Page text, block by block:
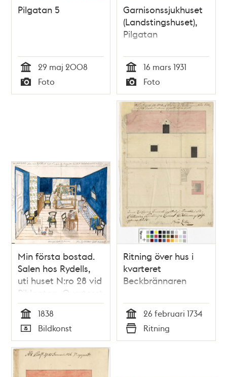
Pilgatan 5
Tid
29 maj 2008
Typ
Foto
Garnisonssjukhuset
(Landstingshuset),
Pilgatan
Tid
16 mars 1931
Typ
Foto
Min första bostad.
Salen hos Rydells,
uti huset N:ro 28 vid
Pihlgatan, Qvarteret
Bäckbrännaren
mindre (nedra
botten) (kopia,
utförd av Annastina
Alkman, f. Rydell)
Tid
1838
Typ
Bildkonst
Ritning över hus i
kvarteret
Beckbrännaren
Tid
26 februari 1734
Typ
Ritning